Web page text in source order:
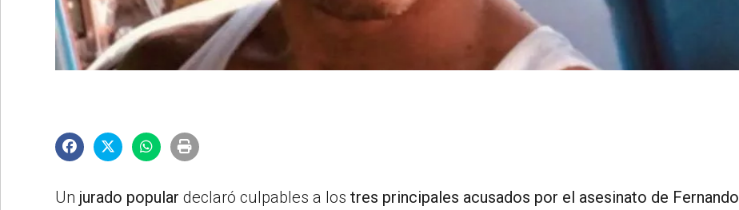
Un jurado popular declaró culpables a los tres principales acusados por el asesinato de Fernando